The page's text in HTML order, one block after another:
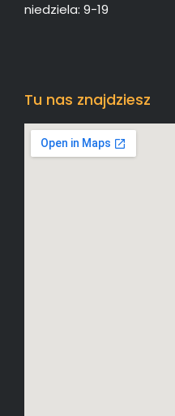
niedziela: 9-19
Tu nas znajdziesz